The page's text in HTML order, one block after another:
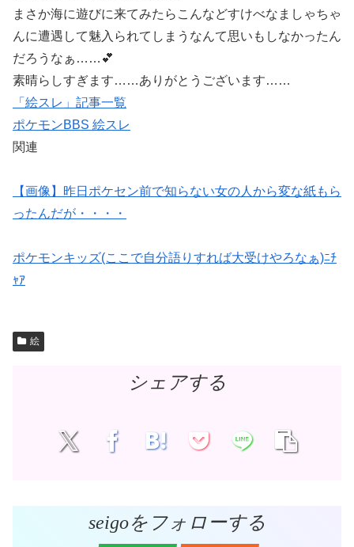
まさか海に遊びに来てみたらこんなどすけべなましゃちゃ
んに遭遇して魅入られてしまうなんて思いもしなかったん
だろうなぁ……💕
素晴らしすぎます……ありがとうございます……
「絵スレ」記事一覧
ポケモンBBS 絵スレ
関連
【画像】昨日ポケセン前で知らない女の人から変な紙もら
ったんだが・・・・
ポケモンキッズ(ここで自分語りすれば大受けやろなぁ)ﾆﾁ
ｬｱ
絵
シェアする
seigoをフォローする